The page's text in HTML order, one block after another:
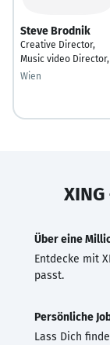
Steve Brodnik
Creative Director,
Music video Director,
Wien
Über eine
Entdecke mit
passt.
Persönliche
Lass Dich